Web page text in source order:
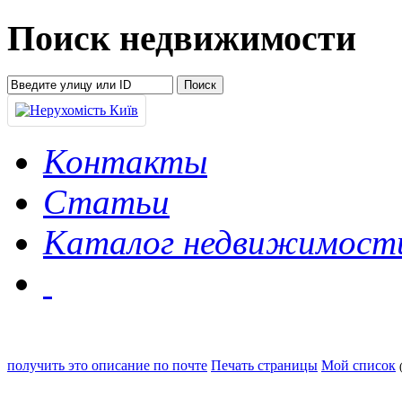
Поиск недвижимости
Контакты
Статьи
Каталог
получить это описание по почте Печать страницы Мой список